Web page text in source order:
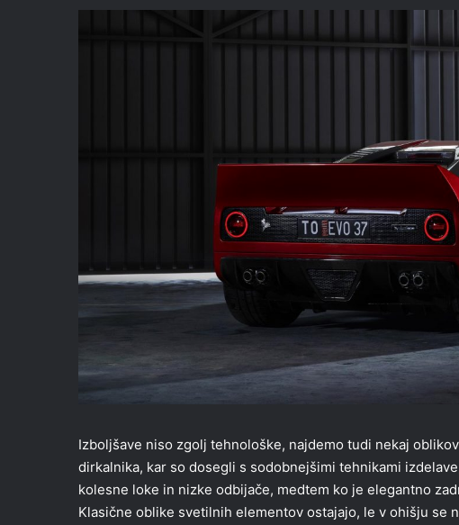
Izboljšave niso zgolj tehnološke, najdemo tudi nekaj
dirkalnika, kar so dosegli s sodobnejšimi tehnikami
kolesne loke in nizke odbijače, medtem ko je elegantno
Klasične oblike svetilnih elementov ostajajo, le v ohišju se